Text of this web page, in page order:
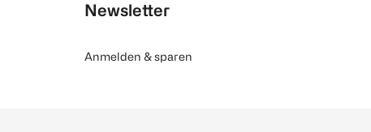
Newsletter
Anmelden & sparen